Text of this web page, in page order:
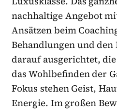
nachhaltige Angebot
Ansätzen beim
Behandlungen und den
darauf ausgerichtet,
das Wohlbefinden der
Fokus stehen Geist,
Energie. Im großen